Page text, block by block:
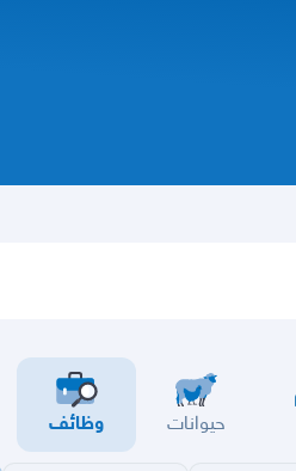
حيوانات وظائف